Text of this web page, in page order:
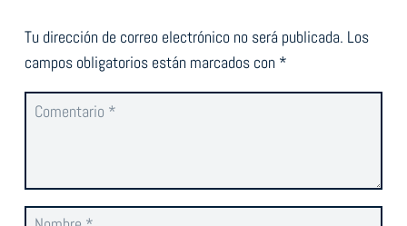
Tu dirección de correo electrónico no será publicada. Los
campos obligatorios están marcados con *